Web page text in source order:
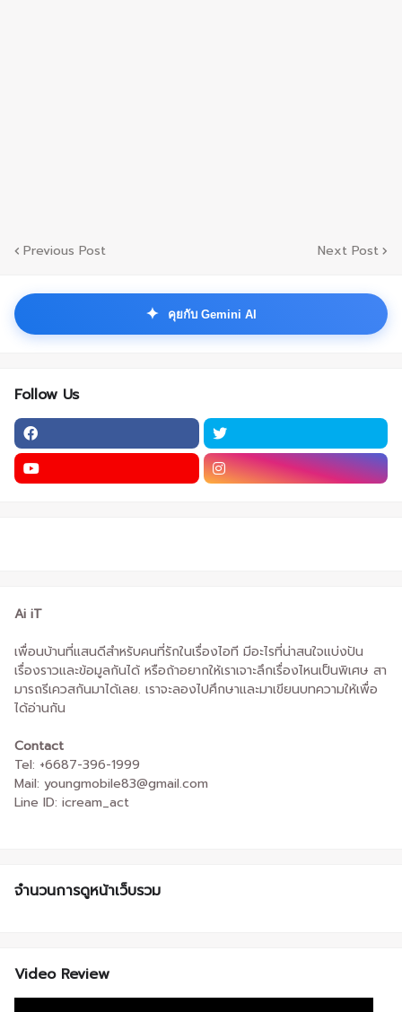
Previous Post Next Post
✦ คุยกับ Gemini AI
Follow Us
Ai iT
เพื่อนบ้านที่แสนดีสำหรับคนที่รักในเรื่องไอที มีอะไรที่น่าสนใจแบ่งปัน
เรื่องราวและข้อมูลกันได้ หรือถ้าอยากให้เราเจาะลึกเรื่องไหนเป็นพิเศษ สา
มารถรีเควสกันมาได้เลย. เราจะลองไปศึกษาและมาเขียนบทความให้เพื่อ
ได้อ่านกัน
Contact
Tel: +6687-396-1999
Mail: youngmobile83@gmail.com
Line ID: icream_act
จำนวนการดูหน้าเว็บรวม
Video Review